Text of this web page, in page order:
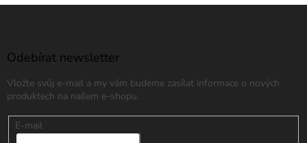
l
p
v
Z
Odebírat newsletter
Vložte svůj e-mail a my vám budeme zasílat informace o nových
produktech na našem e-shopu.
E-mail